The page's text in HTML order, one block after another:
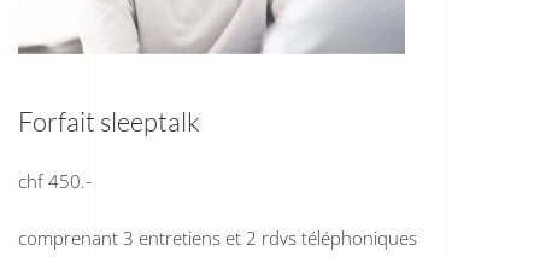
Forfait sleeptalk
chf 450.-
comprenant 3 entretiens et 2 rdvs téléphoniques